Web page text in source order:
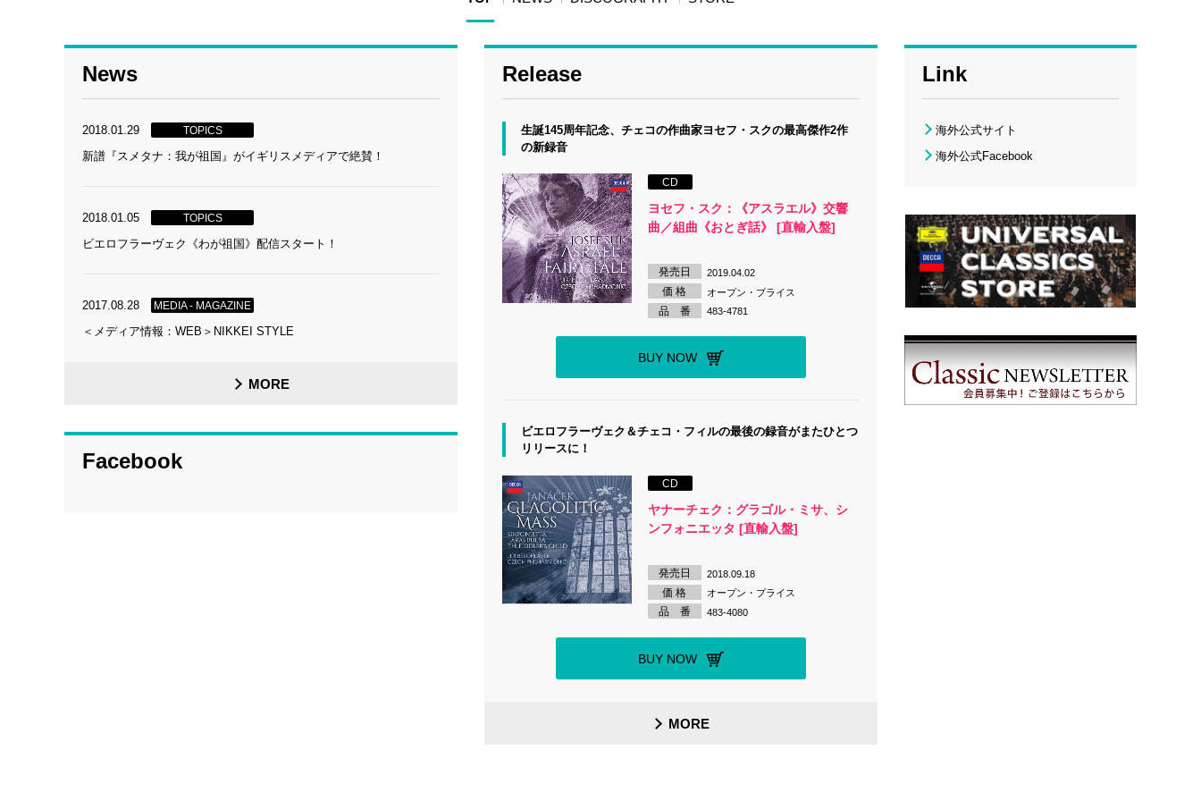
News
2018.01.29 TOPICS
新譜『スメタナ：我が祖国』がイギリスメディアで絶賛！
2018.01.05 TOPICS
ビエロフラーヴェク《わが祖国》配信スタート！
2017.08.28 MEDIA - MAGAZINE
＜メディア情報：WEB＞NIKKEI STYLE
MORE
Facebook
Release
生誕145周年記念、チェコの作曲家ヨセフ・スクの最高傑作2作
の新録音
CD
ヨセフ・スク：《アスラエル》交響
曲／組曲《おとぎ話》 [直輸入盤]
発売日 2019.04.02
価 格 オープン・プライス
品 番 483-4781
BUY NOW
ビエロフラーヴェク＆チェコ・フィルの最後の録音がまたひとつ
リリースに！
CD
ヤナーチェク：グラゴル・ミサ、シ
ンフォニエッタ [直輸入盤]
発売日 2018.09.18
価 格 オープン・プライス
品 番 483-4080
BUY NOW
MORE
Link
海外公式サイト
海外公式Facebook